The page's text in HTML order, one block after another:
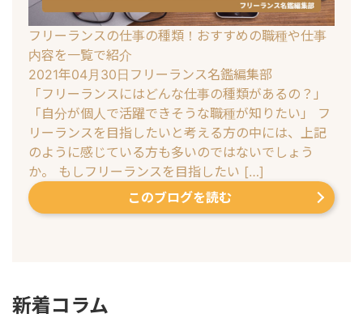
フリーランスの仕事の種類！おすすめの職種や仕事
内容を一覧で紹介
2021年04月30日 フリーランス名鑑編集部
「フリーランスにはどんな仕事の種類があるの？」
「自分が個人で活躍できそうな職種が知りたい」 フ
リーランスを目指したいと考える方の中には、上記
のように感じている方も多いのではないでしょう
か。 もしフリーランスを目指したい […]
このブログを読む
新着コラム